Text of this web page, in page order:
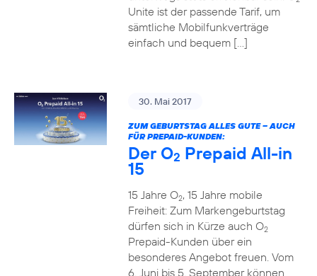
Unite ist der passende Tarif, um
sämtliche Mobilfunkverträge
einfach und bequem […]
30. Mai 2017
ZUM GEBURTSTAG ALLES GUTE – AUCH
FÜR PREPAID-KUNDEN:
Der O2 Prepaid All-in
15
15 Jahre O2, 15 Jahre mobile
Freiheit: Zum Markengeburtstag
dürfen sich in Kürze auch O2
Prepaid-Kunden über ein
besonderes Angebot freuen. Vom
6. Juni bis 5. September können